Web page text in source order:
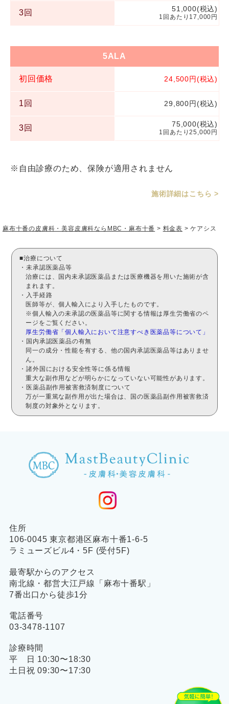
3回 51,000(税込)
1回あたり17,000円
5ALA
初回価格 24,500円(税込)
1回 29,800円(税込)
3回 75,000(税込)
1回あたり25,000円
※自由診療のため、保険が適用されません
施術詳細はこちら >
麻布十番の皮膚科・美容皮膚科ならMBC・麻布十番 > 料金表 >ケアシス
■治療について
・未承認医薬品等
治療には、国内未承認医薬品または医療機器を用いた施術が含
まれます。
・入手経路
医師等が、個人輸入により入手したものです。
※個人輸入の未承認の医薬品等に関する情報は厚生労働省のペ
ージをご覧ください。
厚生労働省「個人輸入において注意すべき医薬品等について」
・国内承認医薬品の有無
同一の成分・性能を有する、他の国内承認医薬品等はありませ
ん。
・諸外国における安全性等に係る情報
重大な副作用などが明らかになっていない可能性があります。
・医薬品副作用被害救済制度について
万が一重篤な副作用が出た場合は、国の医薬品副作用被害救済
制度の対象外となります。
住所
106-0045 東京都港区麻布十番1-6-5
ラミューズビル4・5F (受付5F)
最寄駅からのアクセス
南北線・都営大江戸線「麻布十番駅」
7番出口から徒歩1分
電話番号
03-3478-1107
診療時間
平 日 10:30〜18:30
土日祝 09:30〜17:30